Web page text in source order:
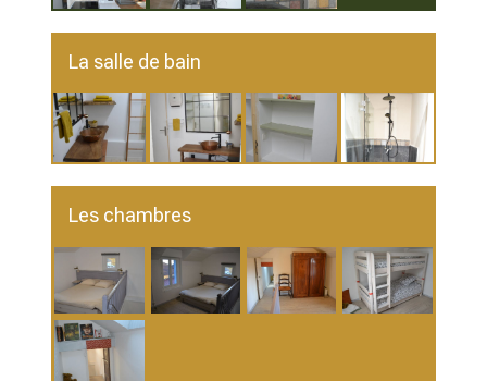
La salle de bain
Les chambres